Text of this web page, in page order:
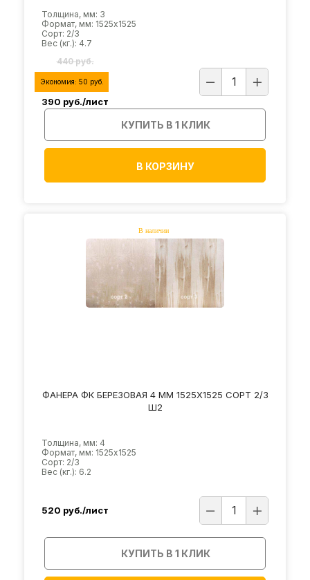
Толщина, мм: 3
Формат, мм: 1525х1525
Сорт: 2/3
Вес (кг.): 4.7
440 руб.
Экономия: 50 руб.
390 руб./лист
КУПИТЬ В 1 КЛИК
В КОРЗИНУ
ФАНЕРА ФК БЕРЕЗОВАЯ 4 ММ 1525Х1525 СОРТ 2/3
Ш2
Толщина, мм: 4
Формат, мм: 1525х1525
Сорт: 2/3
Вес (кг.): 6.2
520 руб./лист
КУПИТЬ В 1 КЛИК